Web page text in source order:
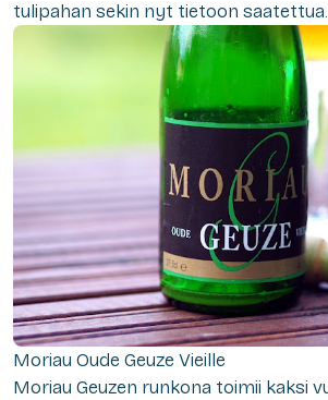
tulipahan sekin nyt tietoon saatettua.
Moriau Oude Geuze Vieille
Moriau Geuzen runkona toimii kaksi